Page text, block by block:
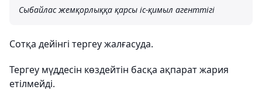
Сыбайлас жемқорлыққа қарсы іс-қимыл агенттігі
Сотқа дейінгі тергеу жалғасуда.
Тергеу мүддесін көздейтін басқа ақпарат жария
етілмейді.